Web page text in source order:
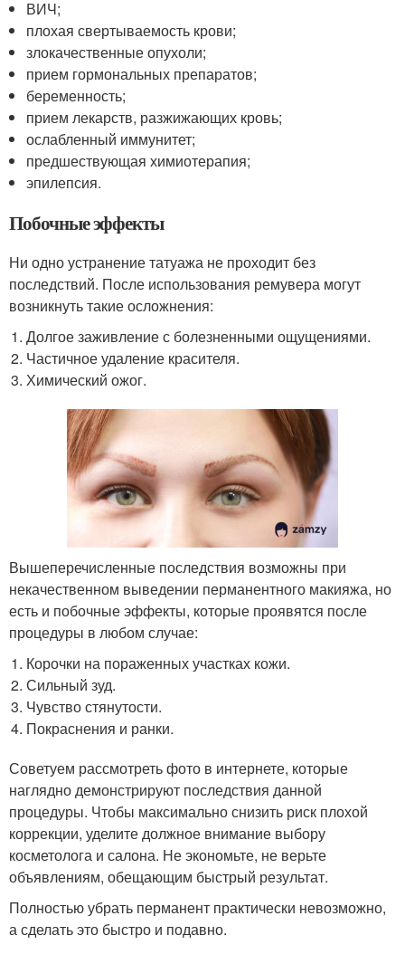
ВИЧ;
плохая свертываемость крови;
злокачественные опухоли;
прием гормональных препаратов;
беременность;
прием лекарств, разжижающих кровь;
ослабленный иммунитет;
предшествующая химиотерапия;
эпилепсия.
Побочные эффекты
Ни одно устранение татуажа не проходит без
последствий. После использования ремувера могут
возникнуть такие осложнения:
Долгое заживление с болезненными ощущениями.
Частичное удаление красителя.
Химический ожог.
Вышеперечисленные последствия возможны при
некачественном выведении перманентного макияжа, но
есть и побочные эффекты, которые проявятся после
процедуры в любом случае:
Корочки на пораженных участках кожи.
Сильный зуд.
Чувство стянутости.
Покраснения и ранки.
Советуем рассмотреть фото в интернете, которые
наглядно демонстрируют последствия данной
процедуры. Чтобы максимально снизить риск плохой
коррекции, уделите должное внимание выбору
косметолога и салона. Не экономьте, не верьте
объявлениям, обещающим быстрый результат.
Полностью убрать перманент практически невозможно,
а сделать это быстро и подавно.